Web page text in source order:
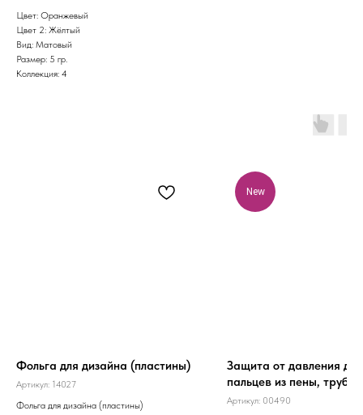
Цвет: Оранжевый
Цвет 2: Жёлтый
Вид: Матовый
Размер: 5 гр.
Коллекция: 4
Фольга для дизайна (пластины)
Артикул: 14027
Фольга для дизайна (пластины)
New
Защита от давления для
пальцев из пены,
№1, L-25 см, D-15 мм
Артикул: 00490